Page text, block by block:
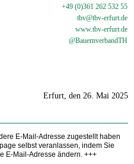
+49 (0)361 262 532 55
tbv@tbv-erfurt.de
www.tbv-erfurt.de
@BauernverbandTH
Erfurt, den 26. Mai 2025
E-Mail-Adresse zugestellt haben
selbst veranlassen, indem Sie
E-Mail-Adresse ändern. +++